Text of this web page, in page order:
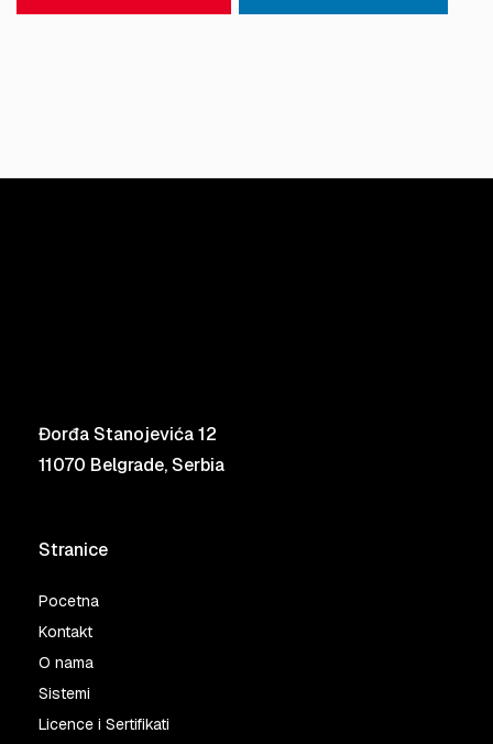
Đorđa Stanojevića 12
11070 Belgrade, Serbia
Stranice
Pocetna
Kontakt
O nama
Sistemi
Licence i Sertifikati